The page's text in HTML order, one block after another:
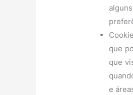
que
que
e